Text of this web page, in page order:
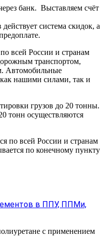
банк. Выставляем счёт
система скидок, а
всей России и странам
транспортом,
Автомобильные
нашими силами, так и
грузов до 20 тонны.
тонн осуществляются
по всей России и странам
по конечному пункту
в ППУ, ППМи,
с применением